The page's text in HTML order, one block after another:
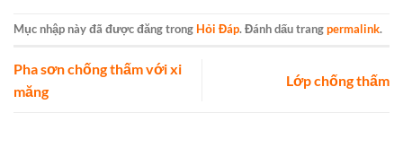
Mục nhập này đã được đăng trong Hỏi Đáp. Đánh dấu trangpermalink.
Pha sơn chống thấm với xi
măng
Lớp chống thấm